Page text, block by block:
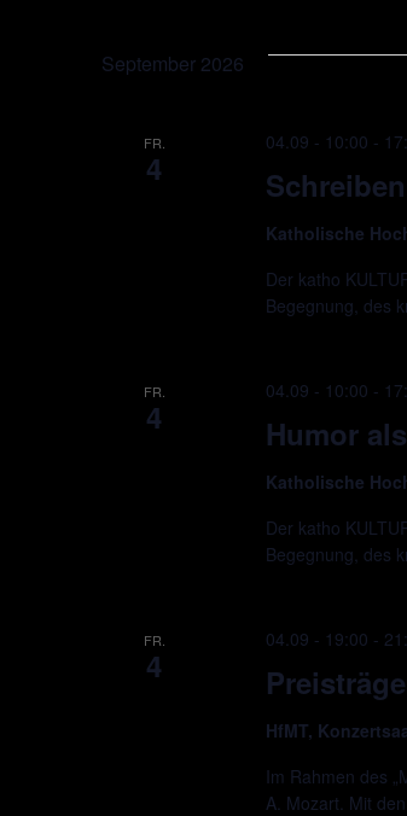
September 2026
FR.
4
04.09 - 10:00 -
Katholische
Der katho
Begegnung, des
FR.
4 Humor
04.09 - 10:00 -
Katholische
Der katho
Begegnung, des
FR.
4
04.09 - 19:00 -
HfMT,
Im Rahmen des
A. Mozart. Mit